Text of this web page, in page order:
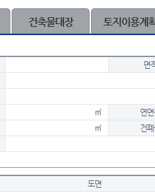
건축물대장 토지이용계
면
㎡
연
㎡
건
도면